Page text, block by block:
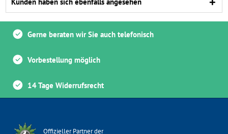
Gerne beraten wir Sie auch telefonisch
Vorbestellung möglich
14 Tage Widerrufsrecht
Offizieller Partner der